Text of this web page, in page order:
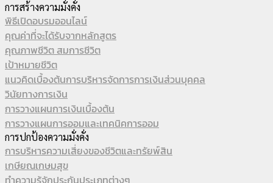
การสร้างความมั่งคั่ง
พิธีเปิดอบรมออนไลน์
คุณค่าที่จะได้รับจากหลักสูตร
คุณภาพชีวิต สมการชีวิต
เป้าหมายชีวิต
แนวคิดเบื้องต้นการบริหารจัดการการเงินส่วนบุคคล
วินัยทางการเงิน
การวางแผนการเงินเบื้องต้น
การวางแผนการออมและเทคนิคการออม
การปกป้องความมั่งคั่ง
การบริหารความเสี่ยงของชีวิตและทรัยพ์สิน
เกษียณเกษมสุข
ทำความรู้จักประกันประเภทต่างๆ